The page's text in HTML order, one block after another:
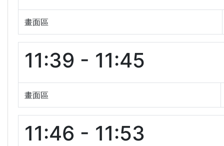
畫面區
11:39 - 11:45
畫面區
11:46 - 11:53